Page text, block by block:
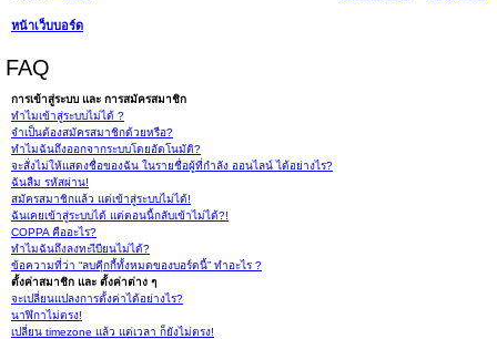
หน้าเว็บบอร์ด
FAQ
การเข้าสู่ระบบ และ การสมัครสมาชิก
ทำไมเข้าสู่ระบบไม่ได้ ?
จำเป็นต้องสมัครสมาชิกด้วยหรือ?
ทำไมฉันถึงออกจากระบบโดยอัตโนมัติ?
จะสั่งไม่ให้แสดงชื่อของฉัน ในรายชื่อผู้ที่กำลัง ออนไลน์ ได้อย่างไร?
ฉันลืม รหัสผ่าน!
สมัครสมาชิกแล้ว แต่เข้าสู่ระบบไม่ได้!
ฉันเคยเข้าสู่ระบบได้ แต่ตอนนี้กลับเข้าไม่ได้?!
COPPA คืออะไร?
ทำไมฉันถึงลงทะเีบียนไม่ได้?
ข้อความที่ว่า “ลบคุีกกี้ทั้งหมดของบอร์ดนี้” ทำอะไร ?
ตั้งค่าสมาชิก และ ตั้งค่าต่าง ๆ
จะเปลี่ยนแปลงการตั้งค่าได้อย่างไร?
นาฬิกาไม่ตรง!
เปลี่ยน timezone แล้ว แต่เวลา ก็ยังไม่ตรง!